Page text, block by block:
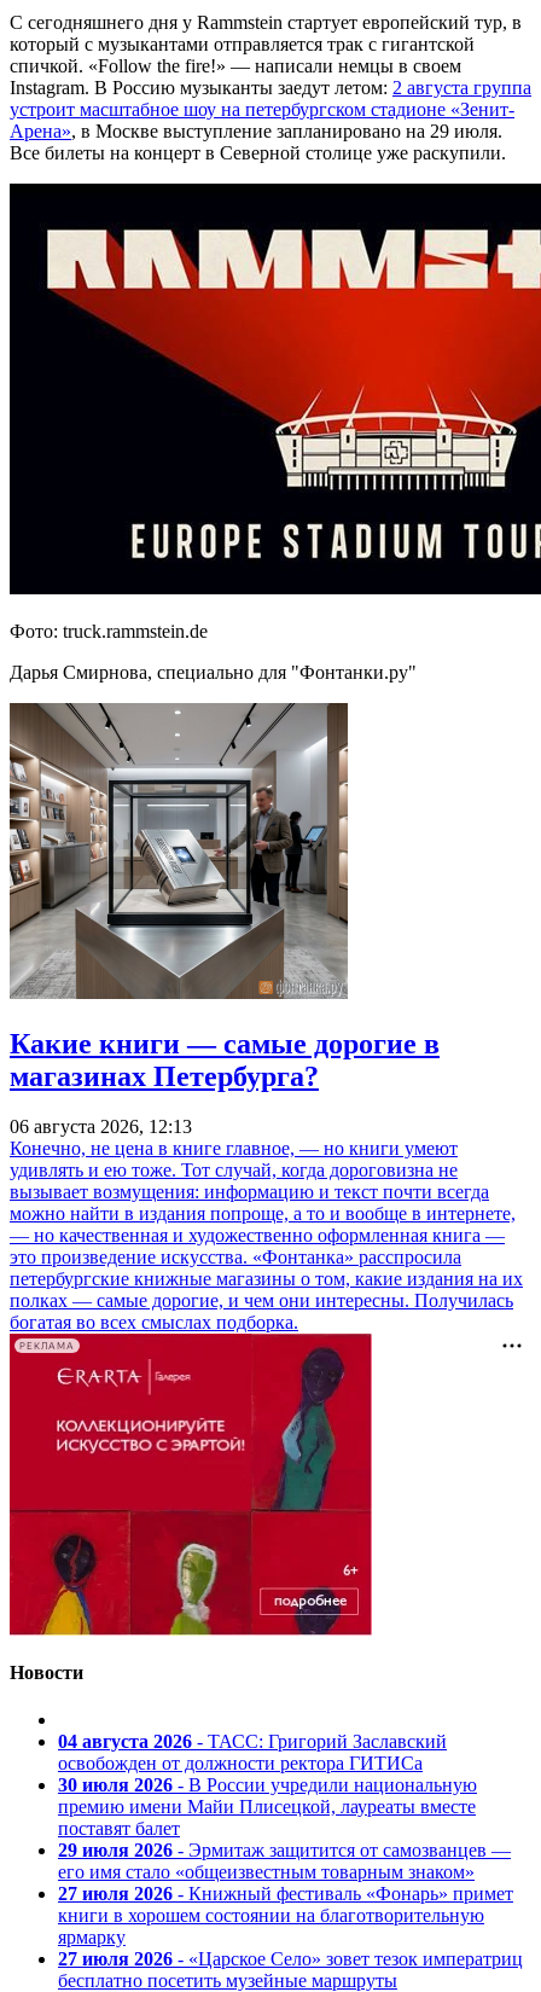
С сегодняшнего дня у Rammstein стартует европейский тур, в
который с музыкантами отправляется трак с гигантской
спичкой. «Follow the fire!» — написали немцы в своем
Instagram. В Россию музыканты заедут летом: 2 августа группа
устроит масштабное шоу на петербургском стадионе «Зенит-
Арена», в Москве выступление запланировано на 29 июля.
Все билеты на концерт в Северной столице уже раскупили.
Фото: truck.rammstein.de
Дарья Смирнова, специально для "Фонтанки.ру"
Какие книги — самые дорогие в
магазинах Петербурга?
06 августа 2026, 12:13
Конечно, не цена в книге главное, — но книги умеют
удивлять и ею тоже. Тот случай, когда дороговизна не
вызывает возмущения: информацию и текст почти всегда
можно найти в издания попроще, а то и вообще в интернете,
— но качественная и художественно оформленная книга —
это произведение искусства. «Фонтанка» расспросила
петербургские книжные магазины о том, какие издания на их
полках — самые дорогие, и чем они интересны. Получилась
богатая во всех смыслах подборка.
РЕКЛАМА
Новости
04 августа 2026 - ТАСС: Григорий Заславский
освобожден от должности ректора ГИТИСа
30 июля 2026 - В России учредили национальную
премию имени Майи Плисецкой, лауреаты вместе
поставят балет
29 июля 2026 - Эрмитаж защитится от самозванцев —
его имя стало «общеизвестным товарным знаком»
27 июля 2026 - Книжный фестиваль «Фонарь» примет
книги в хорошем состоянии на благотворительную
ярмарку
27 июля 2026 - «Царское Село» зовет тезок императриц
бесплатно посетить музейные маршруты